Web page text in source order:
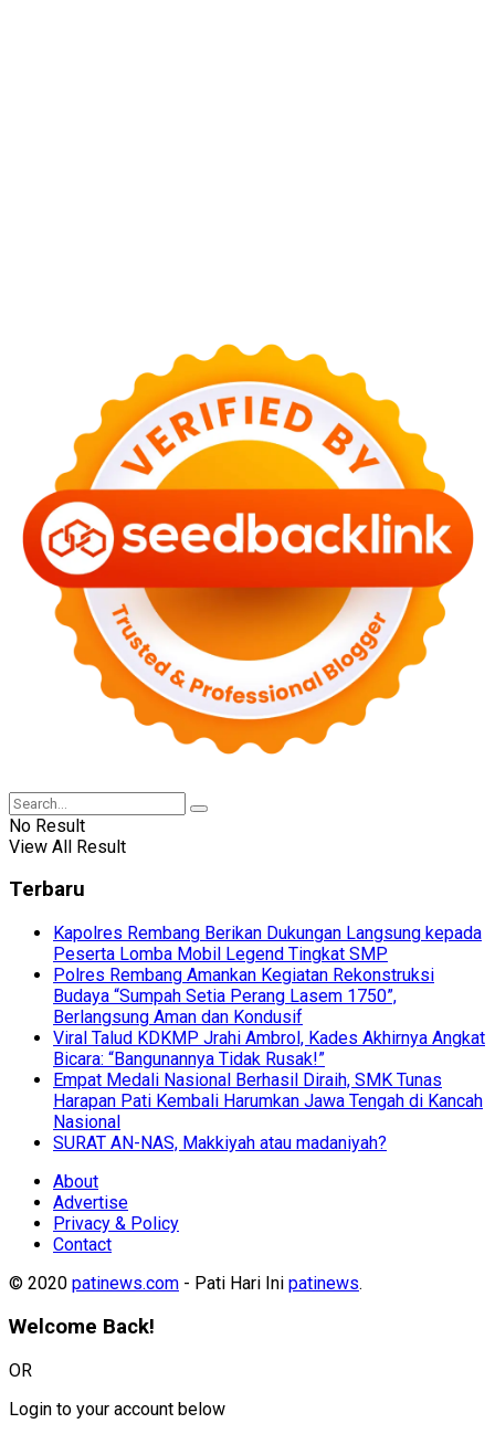
No Result
View All Result
Terbaru
Kapolres Rembang Berikan Dukungan Langsung kepada
Peserta Lomba Mobil Legend Tingkat SMP
Polres Rembang Amankan Kegiatan Rekonstruksi
Budaya “Sumpah Setia Perang Lasem 1750”,
Berlangsung Aman dan Kondusif
Viral Talud KDKMP Jrahi Ambrol, Kades Akhirnya Angkat
Bicara: “Bangunannya Tidak Rusak!”
Empat Medali Nasional Berhasil Diraih, SMK Tunas
Harapan Pati Kembali Harumkan Jawa Tengah di Kancah
Nasional
SURAT AN-NAS, Makkiyah atau madaniyah?
About
Advertise
Privacy & Policy
Contact
© 2020 patinews.com - Pati Hari Ini patinews.
Welcome Back!
OR
Login to your account below